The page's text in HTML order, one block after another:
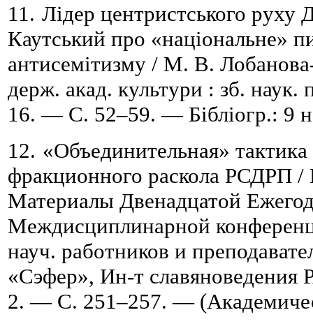
11. Лідер центристського руху
Каутський про «національне»
антисемітизму / М. В.
держ. акад. культури : зб.
16. — С. 52–59. — Бібліогр.: 9
12. «Объединительная»
фракционного раскола РСДРП /
Материалы Двенадцатой
Междисциплинарной
науч. работников и
«Сэфер», Ин-т
2. — С. 251–257. —